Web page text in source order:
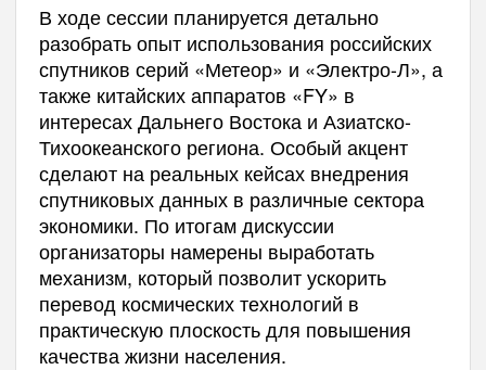
В ходе сессии планируется детально
разобрать опыт использования российских
спутников серий «Метеор» и «Электро-Л», а
также китайских аппаратов «FY» в
интересах Дальнего Востока и Азиатско-
Тихоокеанского региона. Особый акцент
сделают на реальных кейсах внедрения
спутниковых данных в различные сектора
экономики. По итогам дискуссии
организаторы намерены выработать
механизм, который позволит ускорить
перевод космических технологий в
практическую плоскость для повышения
качества жизни населения.